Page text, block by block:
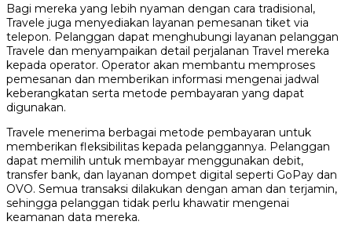
Bagi mereka yang lebih nyaman dengan cara tradisional,
Travele juga menyediakan layanan pemesanan tiket via
telepon. Pelanggan dapat menghubungi layanan pelanggan
Travele dan menyampaikan detail perjalanan Travel mereka
kepada operator. Operator akan membantu memproses
pemesanan dan memberikan informasi mengenai jadwal
keberangkatan serta metode pembayaran yang dapat
digunakan.
Travele menerima berbagai metode pembayaran untuk
memberikan fleksibilitas kepada pelanggannya. Pelanggan
dapat memilih untuk membayar menggunakan debit,
transfer bank, dan layanan dompet digital seperti GoPay dan
OVO. Semua transaksi dilakukan dengan aman dan terjamin,
sehingga pelanggan tidak perlu khawatir mengenai
keamanan data mereka.